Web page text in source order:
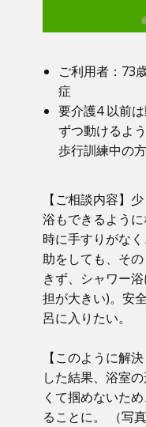
ご利用者：73
症
要介護4 以前
ずつ動けるよ
歩行訓練中の方
【ご相談内容】
浴もできるよう
時に手すりがな
助をしても、そ
きず、シャワー
担が大きい)。安
呂に入りたい。
【このように解
した結果、浴室
くて掴めないた
ることに。 （写